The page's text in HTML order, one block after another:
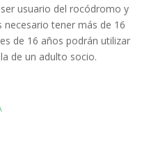
usuario del rocódromo y
tener más de 16
de 16 años podrán utilizar
de un adulto socio.